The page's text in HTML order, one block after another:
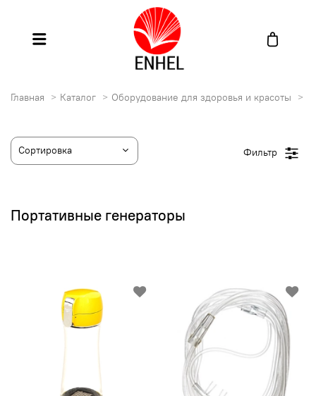
Главная Каталог Оборудование для здоровья и красоты
Портативные генераторы
Фильтр